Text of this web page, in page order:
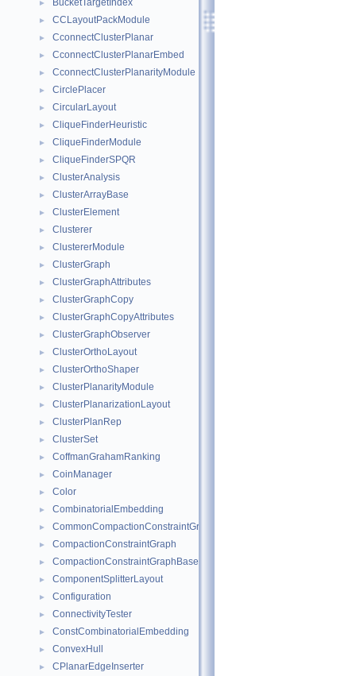
► BucketTargetIndex
► CCLayoutPackModule
► CconnectClusterPlanar
► CconnectClusterPlanarEmbed
► CconnectClusterPlanarityModule
► CirclePlacer
► CircularLayout
► CliqueFinderHeuristic
► CliqueFinderModule
► CliqueFinderSPQR
► ClusterAnalysis
► ClusterArrayBase
► ClusterElement
► Clusterer
► ClustererModule
► ClusterGraph
► ClusterGraphAttributes
► ClusterGraphCopy
► ClusterGraphCopyAttributes
► ClusterGraphObserver
► ClusterOrthoLayout
► ClusterOrthoShaper
► ClusterPlanarityModule
► ClusterPlanarizationLayout
► ClusterPlanRep
► ClusterSet
► CoffmanGrahamRanking
► CoinManager
► Color
► CombinatorialEmbedding
► CommonCompactionConstraintGraphBase
► CompactionConstraintGraph
► CompactionConstraintGraphBase
► ComponentSplitterLayout
► Configuration
► ConnectivityTester
► ConstCombinatorialEmbedding
► ConvexHull
► CPlanarEdgeInserter